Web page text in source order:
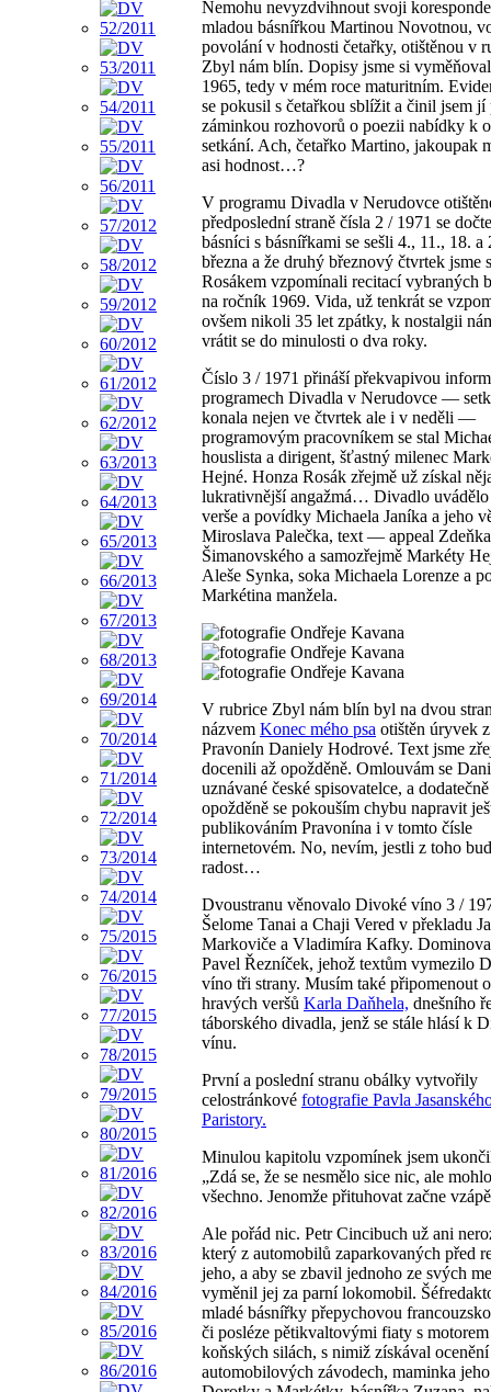
Nemohu nevyzdvihnout svoji
mladou básnířkou Martinou Novotnou,
povolání v hodnosti četařky, otištěnou v
Zbyl nám blín. Dopisy jsme si
1965, tedy v mém roce maturitním.
se pokusil s četařkou sblížit a činil jsem jí
záminkou rozhovorů o poezii nabídky k
setkání. Ach, četařko Martino, jakoupak
asi hodnost…?
V programu Divadla v Nerudovce
předposlední straně čísla 2 / 1971 se
básníci s básnířkami se sešli 4., 11., 18. a
března a že druhý březnový čtvrtek jsme
Rosákem vzpomínali recitací vybraných
na ročník 1969. Vida, už tenkrát se
ovšem nikoli 35 let zpátky, k nostalgii
vrátit se do minulosti o dva roky.
Číslo 3 / 1971 přináší překvapivou
programech Divadla v Nerudovce —
konala nejen ve čtvrtek ale i v neděli —
programovým pracovníkem se stal
houslista a dirigent, šťastný milenec
Hejné. Honza Rosák zřejmě už získal
lukrativnější angažmá… Divadlo
verše a povídky Michaela Janíka a jeho
Miroslava Palečka, text — appeal Zdeňka
Šimanovského a samozřejmě Markéty
Aleše Synka, soka Michaela Lorenze a
Markétina manžela.
V rubrice Zbyl nám blín byl na dvou
názvem Konec mého psa otištěn úryvek
Pravonín Daniely Hodrové. Text jsme
docenili až opožděně. Omlouvám se
uznávané české spisovatelce, a
opožděně se pokouším chybu napravit
publikováním Pravonína i v tomto čísle
internetovém. No, nevím, jestli z toho
radost…
Dvoustranu věnovalo Divoké víno 3 /
Šelome Tanai a Chaji Vered v překladu
Markoviče a Vladimíra Kafky.
Pavel Řezníček, jehož textům vymezilo
víno tři strany. Musím také připomenout
hravých veršů Karla Daňhela, dnešního
táborského divadla, jenž se stále hlásí k
vínu.
První a poslední stranu obálky vytvořily
celostránkové fotografie Pavla
Paristory.
Minulou kapitolu vzpomínek jsem
„Zdá se, že se nesmělo sice nic, ale
všechno. Jenomže přituhovat začne
Ale pořád nic. Petr Cincibuch už ani
který z automobilů zaparkovaných před
jeho, a aby se zbavil jednoho ze svých
vyměnil jej za parní lokomobil.
mladé básnířky přepychovou
či posléze pětikvaltovými fiaty s
koňských silách, s nimiž získával
automobilových závodech, maminka